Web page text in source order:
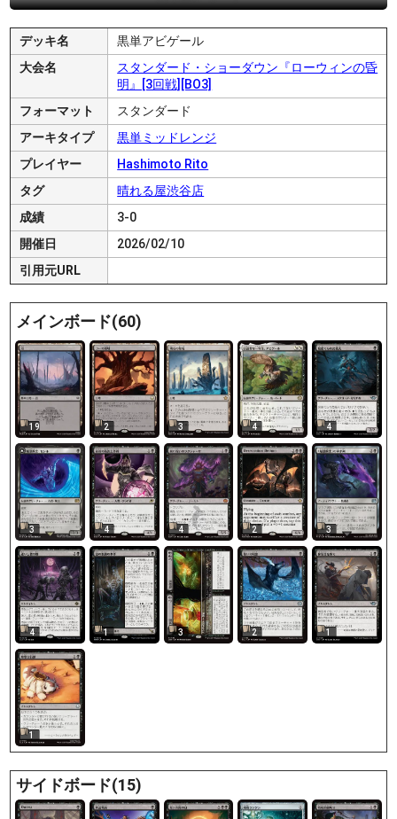
デッキ名
黒単アビゲール
大会名
スタンダード・ショーダウン『ローウィンの昏
明』[3回戦][BO3]
フォーマット
スタンダード
アーキタイプ
黒単ミッドレンジ
プレイヤー
Hashimoto Rito
タグ
晴れる屋渋谷店
成績
3-0
開催日
2026/02/10
引用元URL
メインボード(60)
19 2 3 4 4
3 4 4 2 3
4 1 3 2 1
1
サイドボード(15)